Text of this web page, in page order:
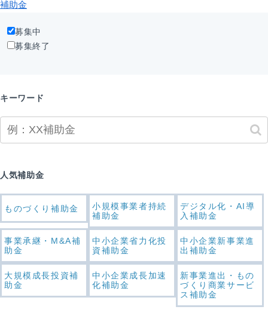
補助金
募集中
募集終了
キーワード
人気補助金
ものづくり補助金
小規模事業者持続
補助金
デジタル化・AI導
入補助金
事業承継・M&A補
助金
中小企業省力化投
資補助金
中小企業新事業進
出補助金
大規模成長投資補
助金
中小企業成長加速
化補助金
新事業進出・もの
づくり商業サービ
ス補助金